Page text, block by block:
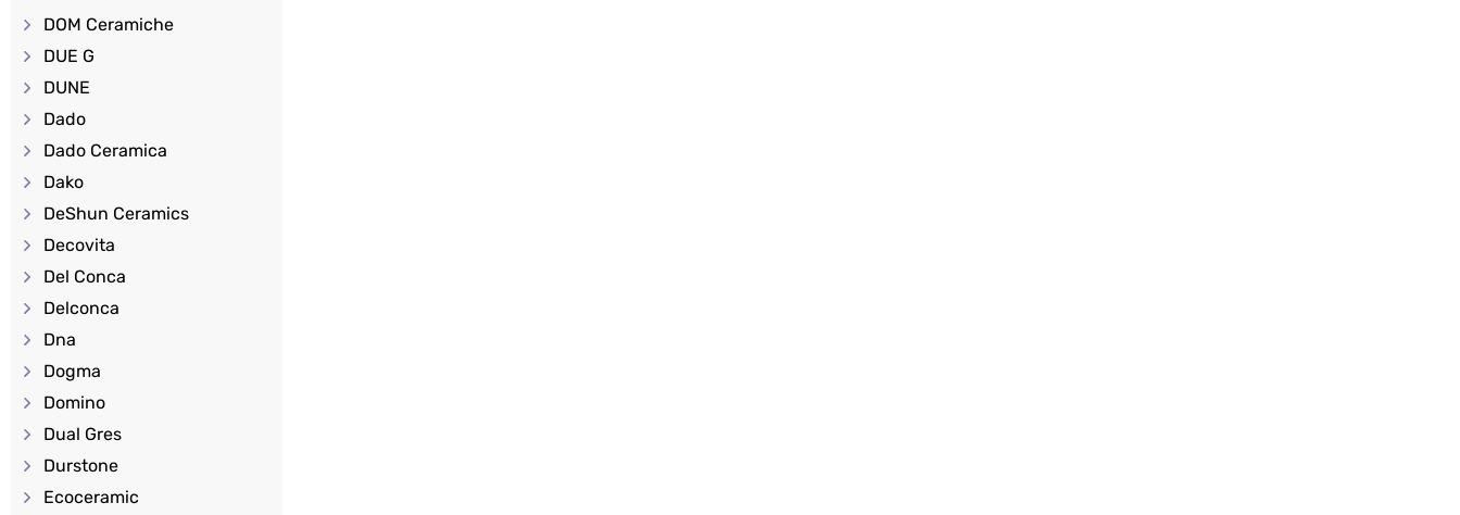
DOM Ceramiche
DUE G
DUNE
Dado
Dado Ceramica
Dako
DeShun Ceramics
Decovita
Del Conca
Delconca
Dna
Dogma
Domino
Dual Gres
Durstone
Ecoceramic